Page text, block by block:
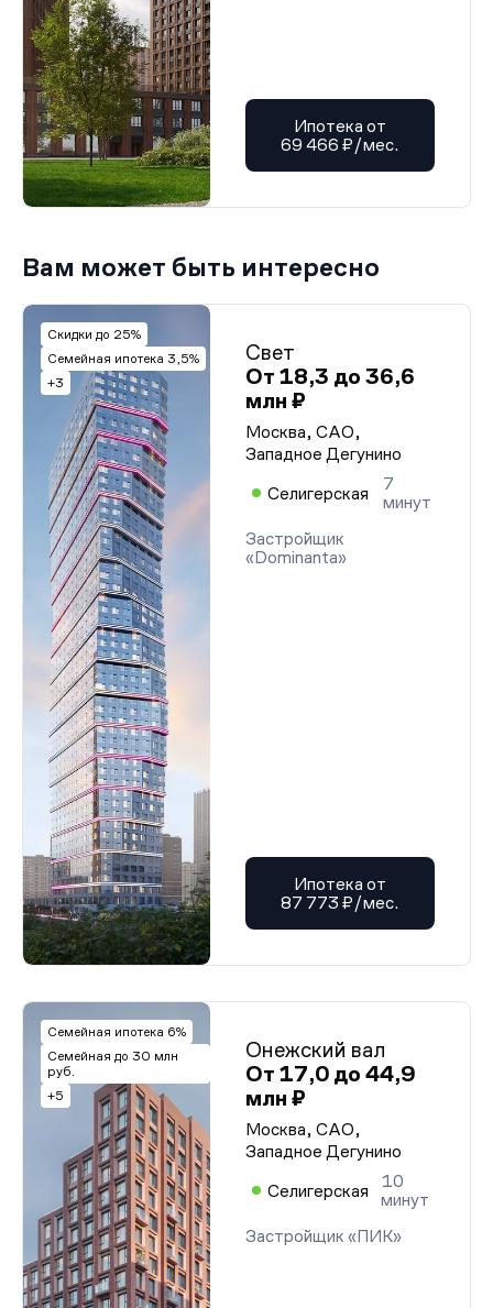
Ипотека от
69 466 ₽/мес.
Вам может быть интересно
Скидки до 25%
Семейная ипотека 3,5%
+3
Свет
От 18,3 до 36,6
млн ₽
Москва, САО,
Западное Дегунино
Селигерская
7
минут
Застройщик
«Dominanta»
Ипотека от
87 773 ₽/мес.
Семейная ипотека 6%
Семейная до 30 млн
руб.
+5
Онежский вал
От 17,0 до 44,9
млн ₽
Москва, САО,
Западное Дегунино
Селигерская
10
минут
Застройщик «ПИК»